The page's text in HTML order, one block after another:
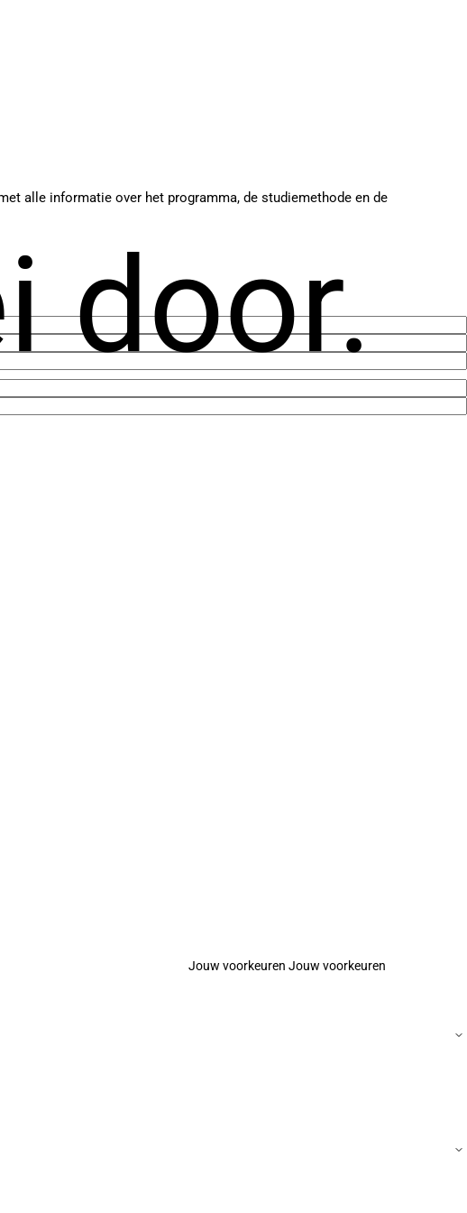
door.
alle informatie over het programma, de studiemethode en de
Jouw voorkeuren